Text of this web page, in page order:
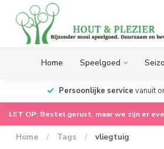
Home Speelgoed
Persoonlijke service vanuit
LET OP: Bestel gerust, maar we zijn er
Home / Tags / vliegtuig